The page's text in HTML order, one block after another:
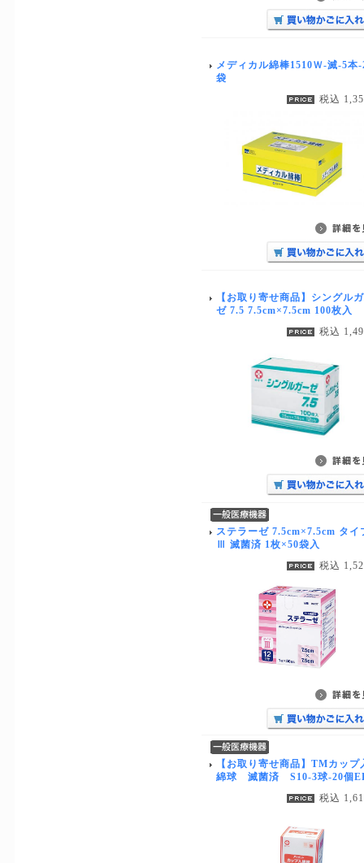
メディカル綿棒1510Ｗ-滅-5本-
袋
税込
【お取り寄せ商品】シングル
ゼ 7.5 7.5cm×7.5cm 100枚入
税込
ステラーゼ 7.5cm×7.5cm タイ
Ⅲ 滅菌済 1枚×50袋入
税込
【お取り寄せ商品】TMカップ
綿球 滅菌済 S10-3球-20個
税込